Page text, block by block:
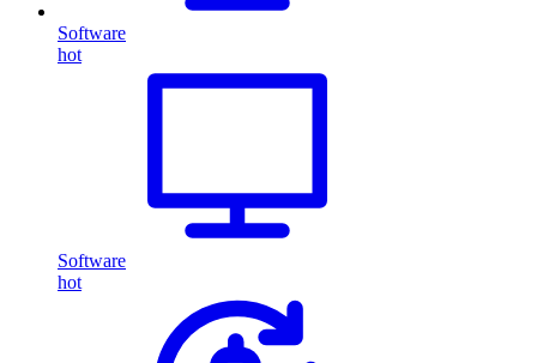
Software
hot
Software
hot